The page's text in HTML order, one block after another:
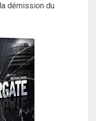
démission du